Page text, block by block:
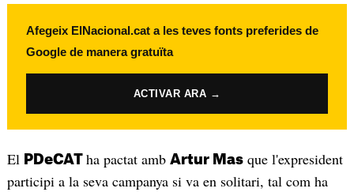
Afegeix ElNacional.cat a les teves fonts preferides de
Google de manera gratuïta
ACTIVAR ARA →
El PDeCAT ha pactat amb Artur Masque l'expresident
participi a la seva campanya si va en solitari, tal com ha